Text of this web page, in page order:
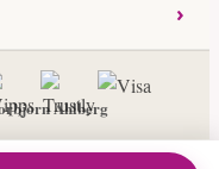
›
Ahlberg